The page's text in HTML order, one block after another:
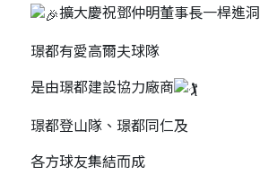
擴大慶祝鄧仲明董事長一桿進洞
璟都有愛高爾夫球隊
是由璟都建設協力廠商
璟都登山隊、璟都同仁及
各方球友集結而成